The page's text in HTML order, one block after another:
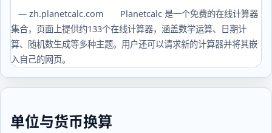
— zh.planetcalc.com
Planetcalc 是一个免费的在线计算器
集合，页面上提供约133个在线计算器，涵盖数学运算、日期计
算、随机数生成等多种主题。用户还可以请求新的计算器并将其嵌
入自己的网页。
单位与货币换算